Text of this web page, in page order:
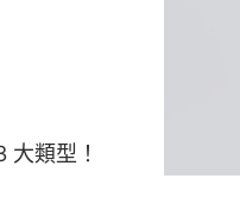
類型！